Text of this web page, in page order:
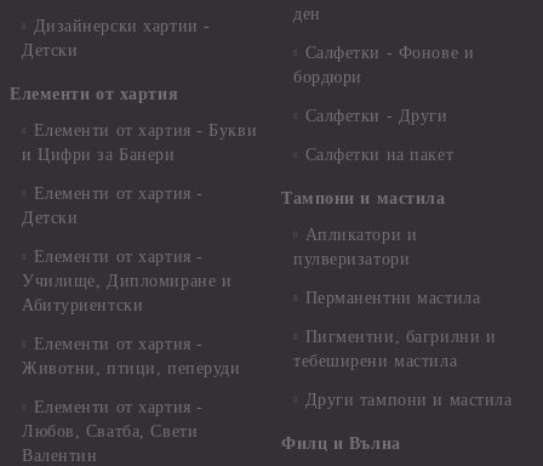
Дизайнерски хартии -
Детски
Елементи от хартия
Елементи от хартия - Букви
и Цифри за Банери
Елементи от хартия -
Детски
Елементи от хартия -
Училище, Дипломиране и
Абитуриентски
Елементи от хартия -
Животни, птици, пеперуди
Елементи от хартия -
Любов, Сватба, Свети
Валентин
ден
Салфетки - Фонове и
бордюри
Салфетки - Други
Салфетки на пакет
Тампони и мастила
Апликатори и
пулверизатори
Перманентни мастила
Пигментни, багрилни и
тебеширени мастила
Други тампони и мастила
Филц и Вълна